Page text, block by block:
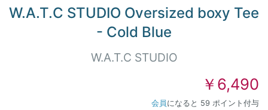
W.A.T.C STUDIO Oversized boxy Tee
- Cold Blue
W.A.T.C STUDIO
￥6,490
会員 になると 59 ポイント付与